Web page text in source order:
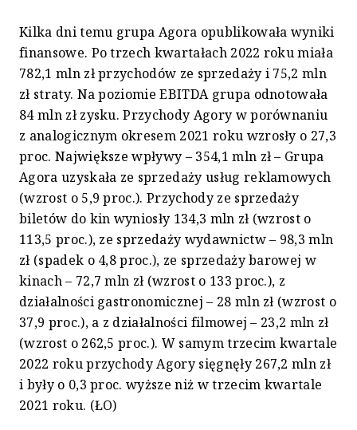
Kilka dni temu grupa Agora opublikowała wyniki
finansowe. Po trzech kwartałach 2022 roku miała
782,1 mln zł przychodów ze sprzedaży i 75,2 mln
zł straty. Na poziomie EBITDA grupa odnotowała
84 mln zł zysku. Przychody Agory w porównaniu
z analogicznym okresem 2021 roku wzrosły o 27,3
proc. Największe wpływy – 354,1 mln zł – Grupa
Agora uzyskała ze sprzedaży usług reklamowych
(wzrost o 5,9 proc.). Przychody ze sprzedaży
biletów do kin wyniosły 134,3 mln zł (wzrost o
113,5 proc.), ze sprzedaży wydawnictw – 98,3 mln
zł (spadek o 4,8 proc.), ze sprzedaży barowej w
kinach – 72,7 mln zł (wzrost o 133 proc.), z
działalności gastronomicznej – 28 mln zł (wzrost o
37,9 proc.), a z działalności filmowej – 23,2 mln zł
(wzrost o 262,5 proc.). W samym trzecim kwartale
2022 roku przychody Agory sięgnęły 267,2 mln zł
i były o 0,3 proc. wyższe niż w trzecim kwartale
2021 roku. (ŁO)